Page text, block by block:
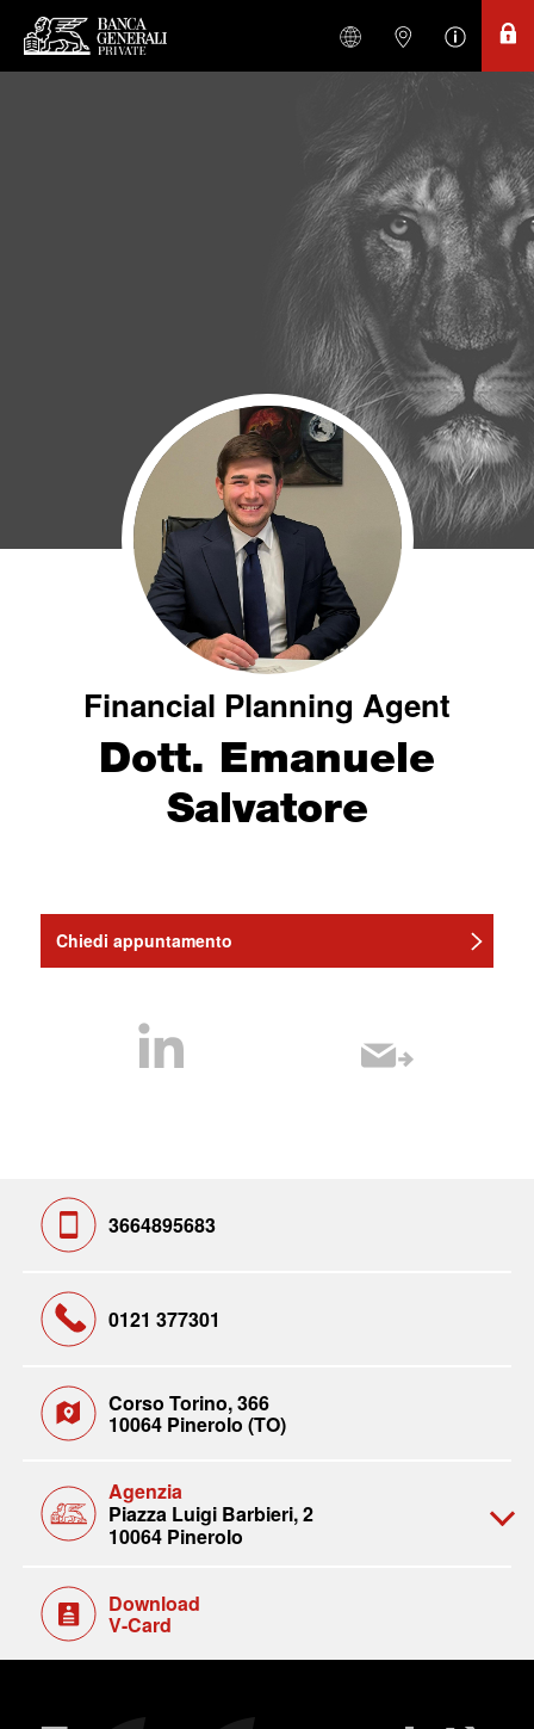
Financial Planning Agent
Dott. Emanuele
Salvatore
Chiedi appuntamento
3664895683
0121 377301
Corso Torino, 366
10064 Pinerolo (TO)
Agenzia
Piazza Luigi Barbieri, 2
10064 Pinerolo
Download
V-Card